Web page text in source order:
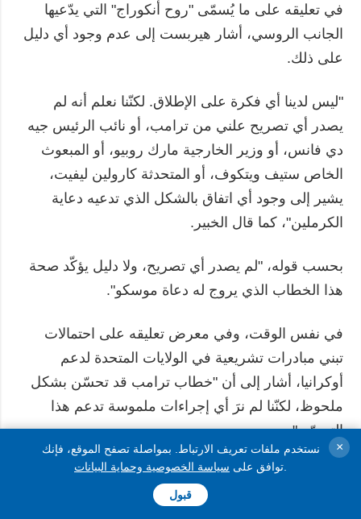
في تعليقه على ما يُسمّى "روح أنكوراج" التي يدّعيها
الجانب الروسي، أشار هيربست إلى عدم وجود أي دليل
على ذلك.
"ليس لدينا أي فكرة على الإطلاق. لكنّنا نعلم أنه لم
يصدر أي تصريح علني من ترامب، أو نائب الرئيس جيه
دي فانس، أو وزير الخارجية مارك روبيو، أو المبعوث
الخاص ستيف ويتكوف، أو المتحدثة كارولين ليفيت،
يشير إلى وجود أي اتفاق بالشكل الذي تدعيه دعاية
الكرملين"، كما قال الخبير.
بحسب قوله، "لم يصدر أي تصريح، ولا دليل يؤكّد صحة
هذا الخطاب الذي يروج له دعاة موسكو".
في نفس الوقت، وفي معرض تعليقه على احتمالات
تبني مبادرات تشريعية في الولايات المتحدة لدعم
أوكرانيا، أشار إلى أن "خطاب ترامب قد تحسّن بشكل
ملحوظ، لكنّنا لم نرَ أي إجراءات ملموسة تدعم هذا
التحسّن".
أضاف هيربست: "أعيد فرض العقوبات على شركتي
"روسنفت" و"لوك أويل"، لكن ذلك حدث بعد أن بدأ
نستخدم ملفات تعريف الارتباط. بمواصلة تصفح الموقع، فإنك
توافق على سياسة الخصوصية وحماية البيانات
قبول
×